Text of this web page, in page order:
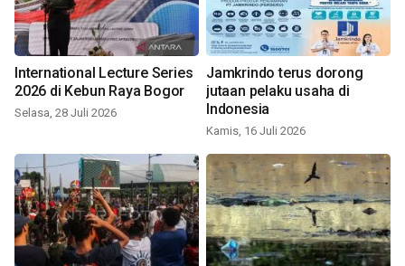
International Lecture Series
2026 di Kebun Raya Bogor
Selasa, 28 Juli 2026
Jamkrindo terus dorong
jutaan pelaku usaha di
Indonesia
Kamis, 16 Juli 2026